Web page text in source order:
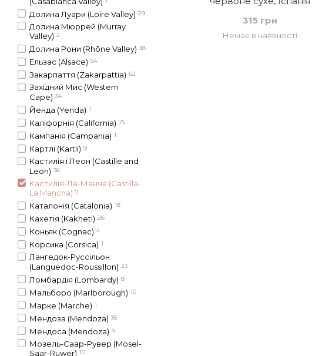
315 грн
Немає в наявності
Долина Луари (Loire Valley) 29
Долина Мюррей (Murray
Valley) 2
Долина Рони (Rhône Valley) 38
Ельзас (Alsace) 54
Закарпаття (Zakarpattia) 62
Західний Мис (Western
Cape) 34
Йенда (Yenda) 1
Каліфорнія (California) 75
Кампанія (Campania) 1
Картлі (Kartli) 9
Кастилія і Леон (Castille and
Leon) 36
Кастилія-Ла-Манча (Castilla-
La Mancha) 7
Каталонія (Catalonia) 18
Кахетія (Kakheti) 26
Коньяк (Cognac) 4
Корсика (Corsica) 1
Лангедок-Русcільон
(Languedoc-Roussillon) 23
Ломбардія (Lombardy) 8
Мальборо (Marlborough) 10
Марке (Marche) 1
Мендоза (Mendoza) 35
Мендоса (Mendoza) 4
Мозель-Саар-Рувер (Mosel-
Saar-Ruwer) 10